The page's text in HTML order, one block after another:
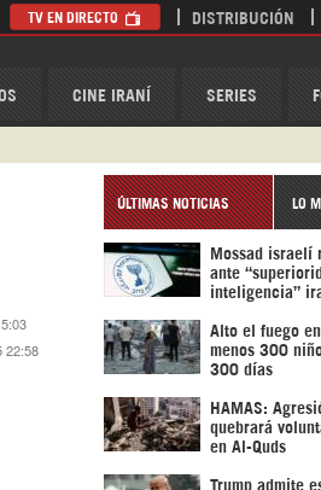
CINE IRANÍ SERIES
TV EN DIRECTO DISTRIBUCIÓN
22:58
ÚLTIMAS NOTICIAS LO
Mossad israelí
ante
inteligencia”
Alto el fuego
menos 300
300 días
HAMAS:
quebrará
en Al-Quds
Trump admite